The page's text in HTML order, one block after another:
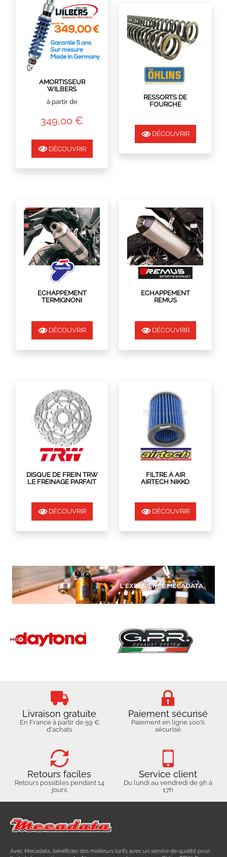
INDISPONIBLE
AMORTISSEUR
WILBERS
à partir de
349,00 €
DÉCOUVRIR
RESSORTS DE
FOURCHE
DÉCOUVRIR
ECHAPPEMENT
TERMIGNONI
DÉCOUVRIR
ECHAPPEMENT
REMUS
DÉCOUVRIR
DISQUE DE FREIN TRW
LE FREINAGE PARFAIT
DÉCOUVRIR
FILTRE À AIR
AIRTECH NIKKO
DÉCOUVRIR
Livraison gratuite
En France à partir de 59 €
d'achats
Paiement sécurisé
Paiement en ligne 100%
sécurisé
Retours faciles
Retours possibles pendant 14
jours
Service client
Du lundi au vendredi de 9h à
17h
Avec Mecadata, bénéficiez des meilleurs tarifs avec un service de qualité pour